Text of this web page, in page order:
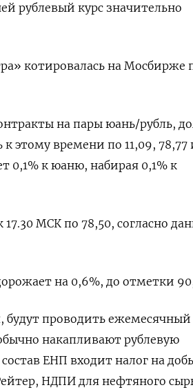
рублевый курс значительно
котировалась на Мосбирже
на пары юань/рубль,
этому времени по 11,09, 78,77
0,1% к юаню, набирая 0,1% к
17.30 МСК по 78,50, согласно
на 0,6%, до отметки
будут проводить ежемесячный
накапливают рублевую
ЕНП входит налог на
НДПИ для нефтяного